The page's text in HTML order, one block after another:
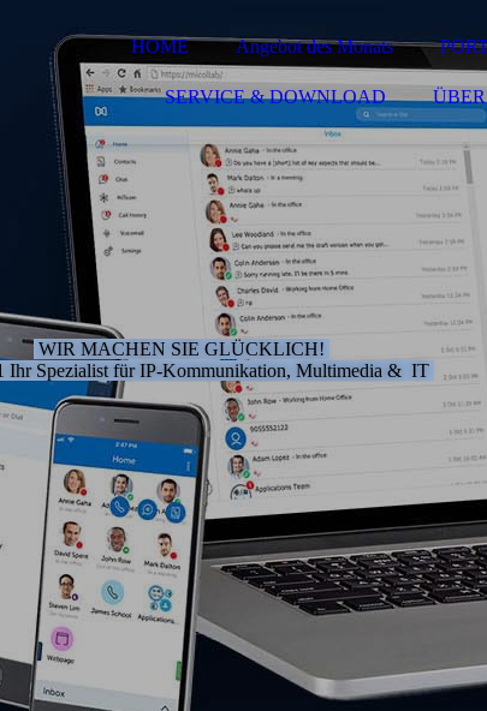
HOME Angebot des Monats
SERVICE & DOWNLOAD
WIR MACHEN SIE GLÜCKLICH!
Ihr Spezialist für IP-Kommunikation, Multimedia & IT